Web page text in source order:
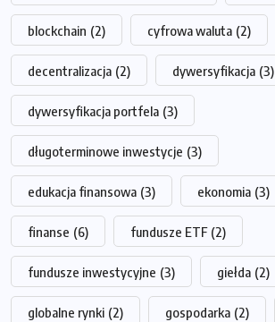
blockchain (2) cyfrowa waluta (2)
decentralizacja (2) dywersyfikacja (3)
dywersyfikacja portfela (3)
długoterminowe inwestycje (3)
edukacja finansowa (3) ekonomia (3)
finanse (6) fundusze ETF (2)
fundusze inwestycyjne (3) giełda (2)
globalne rynki (2) gospodarka (2)